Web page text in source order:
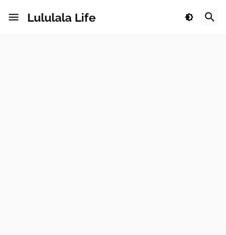
Lululala Life